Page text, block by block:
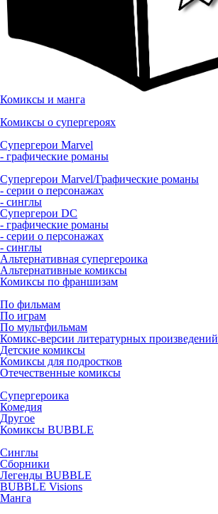
Комиксы и манга
Комиксы о супергероях
Супергерои Marvel
- графические романы
Супергерои Marvel/Графические романы
- серии о персонажах
- синглы
Супергерои DC
- графические романы
- серии о персонажах
- синглы
Альтернативная супергероика
Альтернативные комиксы
Комиксы по франшизам
По фильмам
По играм
По мультфильмам
Комикс-версии литературных произведений
Детские комиксы
Комиксы для подростков
Отечественные комиксы
Супергероика
Комедия
Другое
Комиксы BUBBLE
Синглы
Сборники
Легенды BUBBLE
BUBBLE Visions
Манга